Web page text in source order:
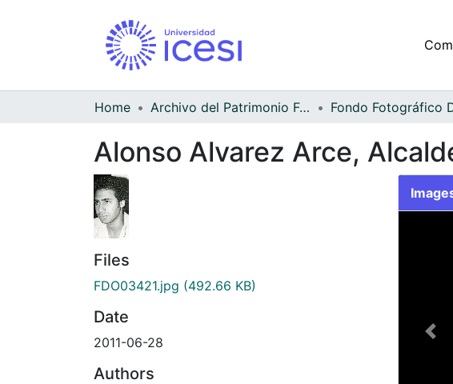
Home Archivo del Patrimonio Fotográfico y Fílmico del Valle del Cauca
Alonso Alvarez Arce,
Files
FDO03421.jpg (492.66 KB)
Date
2011-06-28
Authors